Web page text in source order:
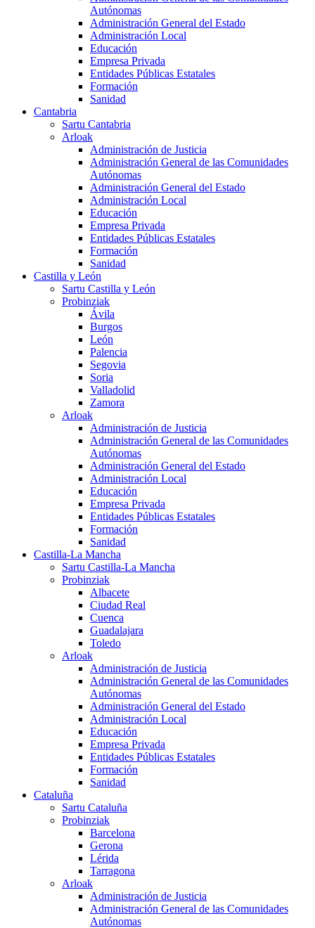
Autónomas
Administración General del Estado
Administración Local
Educación
Empresa Privada
Entidades Públicas Estatales
Formación
Sanidad
Cantabria
Sartu Cantabria
Arloak
Administración de Justicia
Administración General de las Comunidades
Autónomas
Administración General del Estado
Administración Local
Educación
Empresa Privada
Entidades Públicas Estatales
Formación
Sanidad
Castilla y León
Sartu Castilla y León
Probinziak
Ávila
Burgos
León
Palencia
Segovia
Soria
Valladolid
Zamora
Arloak
Administración de Justicia
Administración General de las Comunidades
Autónomas
Administración General del Estado
Administración Local
Educación
Empresa Privada
Entidades Públicas Estatales
Formación
Sanidad
Castilla-La Mancha
Sartu Castilla-La Mancha
Probinziak
Albacete
Ciudad Real
Cuenca
Guadalajara
Toledo
Arloak
Administración de Justicia
Administración General de las Comunidades
Autónomas
Administración General del Estado
Administración Local
Educación
Empresa Privada
Entidades Públicas Estatales
Formación
Sanidad
Cataluña
Sartu Cataluña
Probinziak
Barcelona
Gerona
Lérida
Tarragona
Arloak
Administración de Justicia
Administración General de las Comunidades
Autónomas